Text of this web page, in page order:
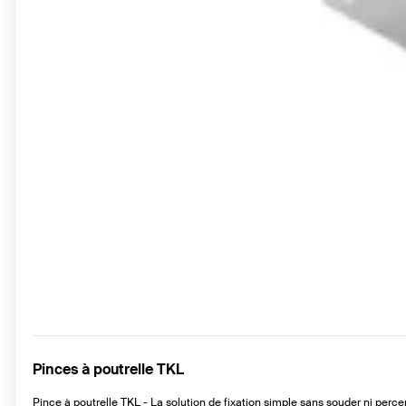
Pinces à poutrelle TKL
Pince à poutrelle TKL - La solution de fixation simple sans souder ni